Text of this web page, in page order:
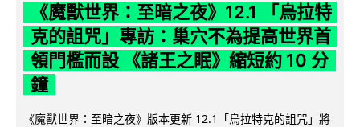
《魔獸世界：至暗之夜》12.1 「烏拉特
克的詛咒」專訪：巢穴不為提高世界首
領門檻而設 《諸王之眠》縮短約 10 分
鐘
《魔獸世界：至暗之夜》版本更新 12.1「烏拉特克的詛咒」將